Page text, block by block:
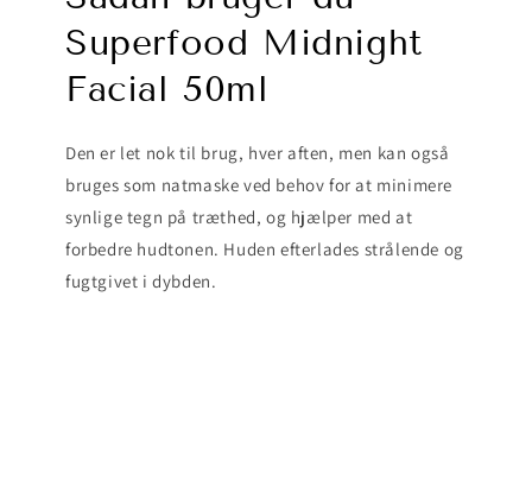
Superfood Midnight
Facial 50ml
Den er let nok til brug, hver aften, men kan også
bruges som natmaske ved behov for at minimere
synlige tegn på træthed, og hjælper med at
forbedre hudtonen. Huden efterlades strålende og
fugtgivet i dybden.